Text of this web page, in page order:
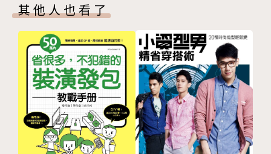
中的秘密。我最近又再一次感受到『咖哩的精髓就在於
香料的運用』。所以，假如有一位能做出至高美味咖哩
的主廚在你眼前展現手藝，千萬不能錯過他的香料魔
法，絕對不能。」
──水野仁輔
作者簡介
高麗菜燉雞中翅咖哩
蕪菁雞肉丸咖哩
奶香蔬菜咖哩
麻婆咖哩
香料咖哩的規則
香料圖鑑
我的香料大冒險② 沒必要與原型香料搏鬥
Chapter 3 美味升級的燉煮法則
美味升級的燉煮重點
其他人也看了